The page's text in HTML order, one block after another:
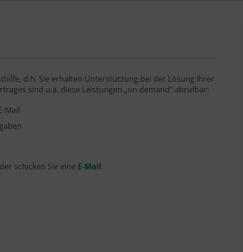
d.h. Sie erhalten Unterstützung bei der Lösung Ihrer
sind u.a. diese Leistungen „on demand“ abrufbar:
Mail
schicken Sie eine E-Mail.